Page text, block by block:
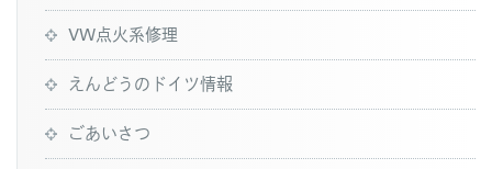
VW点火系修理
えんどうのドイツ情報
ごあいさつ